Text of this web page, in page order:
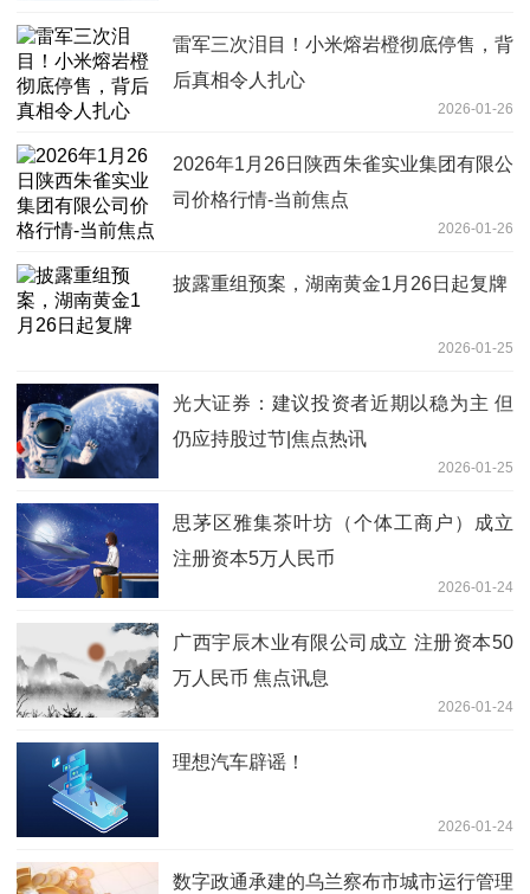
雷军三次泪目！小米熔岩橙彻底停售，背
后真相令人扎心
2026-01-26
2026年1月26日陕西朱雀实业集团有限公
司价格行情-当前焦点
2026-01-26
披露重组预案，湖南黄金1月26日起复牌
2026-01-25
光大证券：建议投资者近期以稳为主 但
仍应持股过节|焦点热讯
2026-01-25
思茅区雅集茶叶坊（个体工商户）成立
注册资本5万人民币
2026-01-24
广西宇辰木业有限公司成立 注册资本50
万人民币 焦点讯息
2026-01-24
理想汽车辟谣！
2026-01-24
数字政通承建的乌兰察布市城市运行管理